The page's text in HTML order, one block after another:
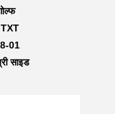
TXT
01
साइड